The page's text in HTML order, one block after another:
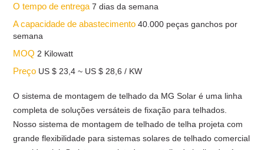
O tempo de entrega7 dias da semana
A capacidade de abastecimento40.000 peças ganchos por
semana
MOQ 2 Kilowatt
Preço US $ 23,4 ~ US $ 28,6 / KW
O sistema de montagem de telhado da MG Solar é uma linha
completa de soluções versáteis de fixação para telhados.
Nosso sistema de montagem de telhado de telha projeta com
grande flexibilidade para sistemas solares de telhado comercial